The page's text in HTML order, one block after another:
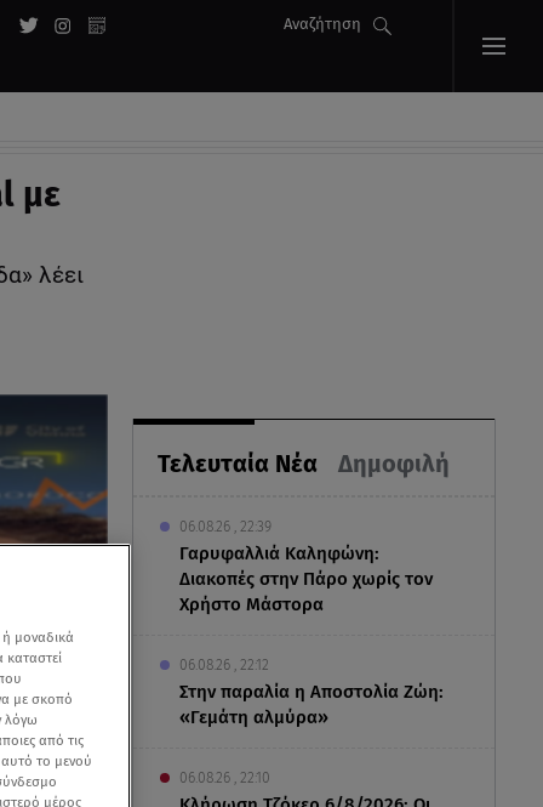
Αναζήτηση
με
λέει
Τελευταία Νέα Δημοφιλή
06.08.26 , 22:39
Γαρυφαλλιά Καληφώνη:
Διακοπές στην Πάρο χωρίς τον
Χρήστο Μάστορα
06.08.26 , 22:12
Στην παραλία η Αποστολία Ζώη:
«Γεμάτη αλμύρα»
06.08.26 , 22:10
μοναδικά
με σκοπό
λόγω
από τις
αυτό το μενού
μέρος